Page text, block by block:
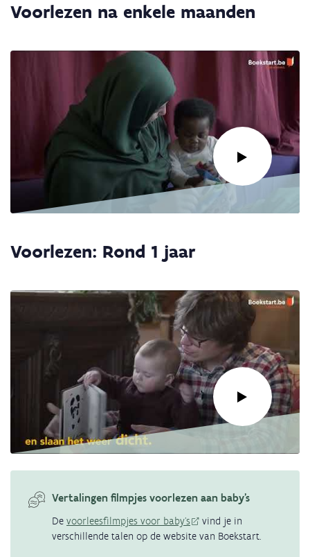
video:
De
Voorlezen na enkele maanden
video:
Na
Voorlezen: Rond 1 jaar
video:
Voorlezen:
Vertalingen filmpjes voorlezen aan baby's
De voorleesfilmpjes voor baby's
vind je in
verschillende talen op de website van Boekstart.